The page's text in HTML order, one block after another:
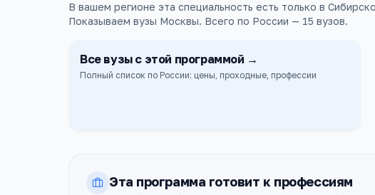
В вашем регионе эта специальность есть только в
Показываем вузы Москвы. Всего по России — 15 вузов.
Все вузыс этой программой →
Полный список по России: цены, проходные, профессии
Эта программа готовит к профессиям